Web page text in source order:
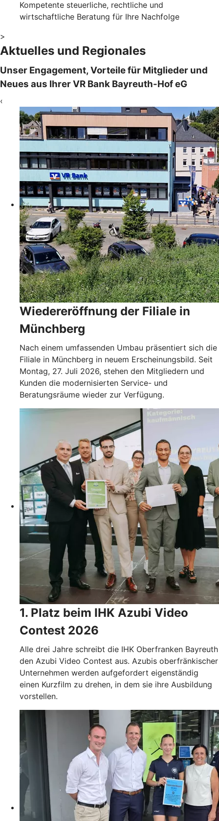
Kompetente steuerliche, rechtliche und
wirtschaftliche Beratung für Ihre Nachfolge
>
Aktuelles und Regionales
Unser Engagement, Vorteile für Mitglieder und
Neues aus Ihrer VR Bank Bayreuth-Hof eG
‹
Wiedereröffnung der Filiale in
Münchberg
Nach einem umfassenden Umbau präsentiert sich die
Filiale in Münchberg in neuem Erscheinungsbild. Seit
Montag, 27. Juli 2026, stehen den Mitgliedern und
Kunden die modernisierten Service- und
Beratungsräume wieder zur Verfügung.
1. Platz beim IHK Azubi Video
Contest 2026
Alle drei Jahre schreibt die IHK Oberfranken Bayreuth
den Azubi Video Contest aus. Azubis oberfränkischer
Unternehmen werden aufgefordert eigenständig
einen Kurzfilm zu drehen, in dem sie ihre Ausbildung
vorstellen.